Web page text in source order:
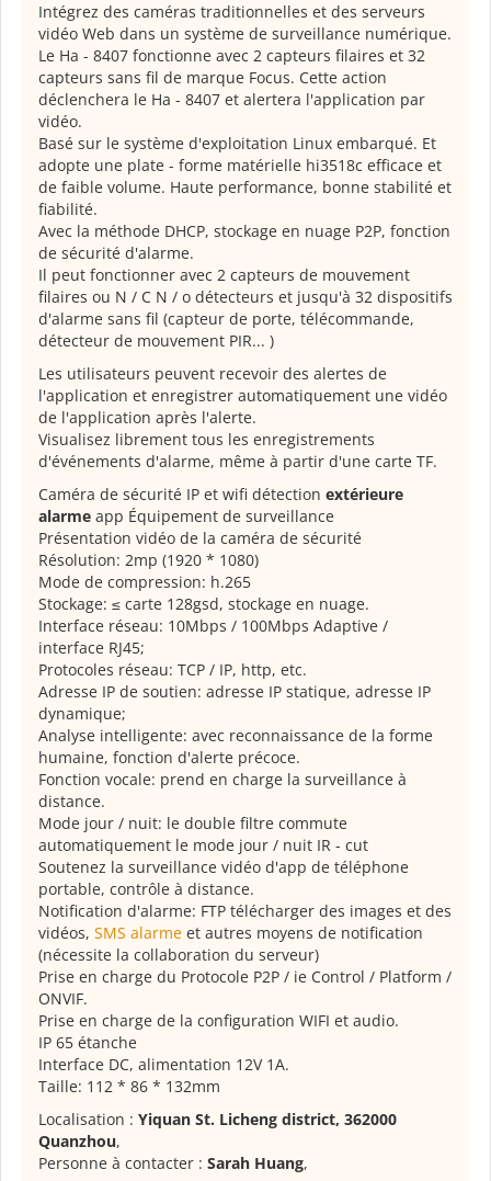
Intégrez des caméras traditionnelles et des serveurs
vidéo Web dans un système de surveillance numérique.
Le Ha - 8407 fonctionne avec 2 capteurs filaires et 32
capteurs sans fil de marque Focus. Cette action
déclenchera le Ha - 8407 et alertera l'application par
vidéo.
Basé sur le système d'exploitation Linux embarqué. Et
adopte une plate - forme matérielle hi3518c efficace et
de faible volume. Haute performance, bonne stabilité et
fiabilité.
Avec la méthode DHCP, stockage en nuage P2P, fonction
de sécurité d'alarme.
Il peut fonctionner avec 2 capteurs de mouvement
filaires ou N / C N / o détecteurs et jusqu'à 32 dispositifs
d'alarme sans fil (capteur de porte, télécommande,
détecteur de mouvement PIR... )
Les utilisateurs peuvent recevoir des alertes de
l'application et enregistrer automatiquement une vidéo
de l'application après l'alerte.
Visualisez librement tous les enregistrements
d'événements d'alarme, même à partir d'une carte TF.
Caméra de sécurité IP et wifi détection extérieure
alarme app Équipement de surveillance
Présentation vidéo de la caméra de sécurité
Résolution: 2mp (1920 * 1080)
Mode de compression: h.265
Stockage: ≤ carte 128gsd, stockage en nuage.
Interface réseau: 10Mbps / 100Mbps Adaptive /
interface RJ45;
Protocoles réseau: TCP / IP, http, etc.
Adresse IP de soutien: adresse IP statique, adresse IP
dynamique;
Analyse intelligente: avec reconnaissance de la forme
humaine, fonction d'alerte précoce.
Fonction vocale: prend en charge la surveillance à
distance.
Mode jour / nuit: le double filtre commute
automatiquement le mode jour / nuit IR - cut
Soutenez la surveillance vidéo d'app de téléphone
portable, contrôle à distance.
Notification d'alarme: FTP télécharger des images et des
vidéos, SMS alarme et autres moyens de notification
(nécessite la collaboration du serveur)
Prise en charge du Protocole P2P / ie Control / Platform /
ONVIF.
Prise en charge de la configuration WIFI et audio.
IP 65 étanche
Interface DC, alimentation 12V 1A.
Taille: 112 * 86 * 132mm
Localisation : Yiquan St. Licheng district, 362000
Quanzhou,
Personne à contacter : Sarah Huang,